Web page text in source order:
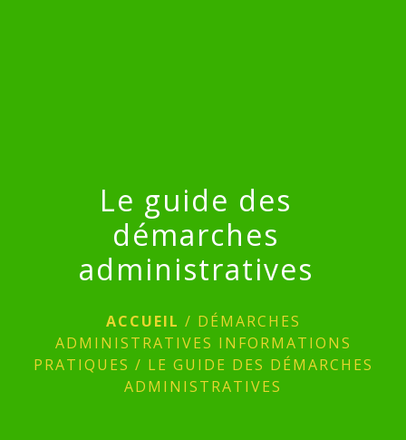
Le guide des
démarches
administratives
ACCUEIL / DÉMARCHES
ADMINISTRATIVES INFORMATIONS
PRATIQUES / LE GUIDE DES DÉMARCHES
ADMINISTRATIVES